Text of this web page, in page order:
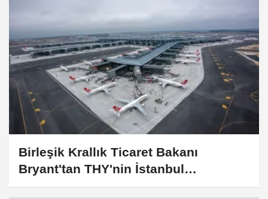
Birleşik Krallık Ticaret Bakanı
Bryant'tan THY'nin İstanbul
Havalimanı Operasyon Merkezi'ne